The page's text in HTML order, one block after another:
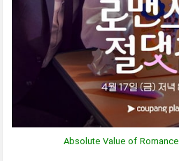
Absolute Value of Romance